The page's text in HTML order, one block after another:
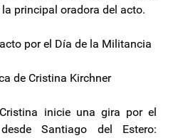
principal oradora del acto.
por el Día de la Militancia
de Cristina Kirchner
inicie una gira por el
Santiago del Estero: